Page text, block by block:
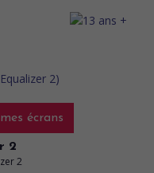
écrans
2
2